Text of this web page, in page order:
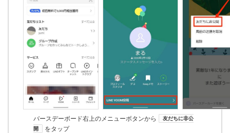
バースデーボード右上のメニュー​ボタンから
友だちに非公
開
をタップ